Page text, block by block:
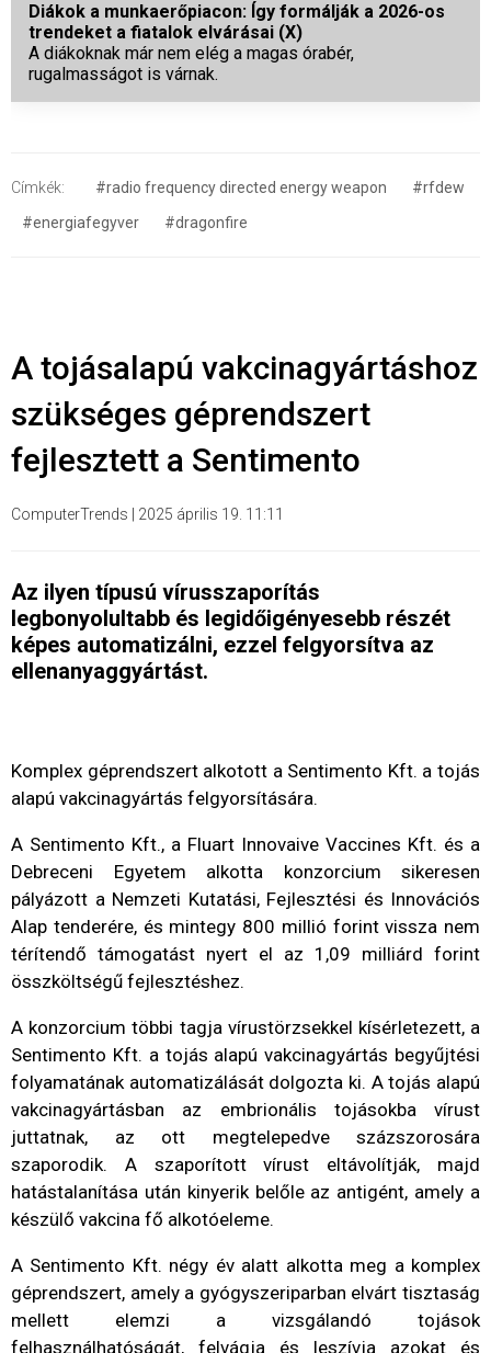
Diákok a munkaerőpiacon: Így formálják a 2026-os
trendeket a fiatalok elvárásai (X)
A diákoknak már nem elég a magas órabér,
rugalmasságot is várnak.
Címkék: #radio frequency directed energy weapon
#rfdew
#energiafegyver
#dragonfire
A tojásalapú vakcinagyártáshoz
szükséges géprendszert
fejlesztett a Sentimento
ComputerTrends 2025 április 19. 11:11
Az ilyen típusú vírusszaporítás
legbonyolultabb és legidőigényesebb részét
képes automatizálni, ezzel felgyorsítva az
ellenanyaggyártást.
Komplex géprendszert alkotott a Sentimento Kft. a tojás
alapú vakcinagyártás felgyorsítására.
A Sentimento Kft., a Fluart Innovaive Vaccines Kft. és a
Debreceni Egyetem alkotta konzorcium sikeresen
pályázott a Nemzeti Kutatási, Fejlesztési és Innovációs
Alap tenderére, és mintegy 800 millió forint vissza nem
térítendő támogatást nyert el az 1,09 milliárd forint
összköltségű fejlesztéshez.
A konzorcium többi tagja vírustörzsekkel kísérletezett, a
Sentimento Kft. a tojás alapú vakcinagyártás begyűjtési
folyamatának automatizálását dolgozta ki. A tojás alapú
vakcinagyártásban az embrionális tojásokba vírust
juttatnak, az ott megtelepedve százszorosára
szaporodik. A szaporított vírust eltávolítják, majd
hatástalanítása után kinyerik belőle az antigént, amely a
készülő vakcina fő alkotóeleme.
A Sentimento Kft. négy év alatt alkotta meg a komplex
géprendszert, amely a gyógyszeriparban elvárt tisztaság
mellett elemzi a vizsgálandó tojások
felhasználhatóságát, felvágja és leszívja azokat és